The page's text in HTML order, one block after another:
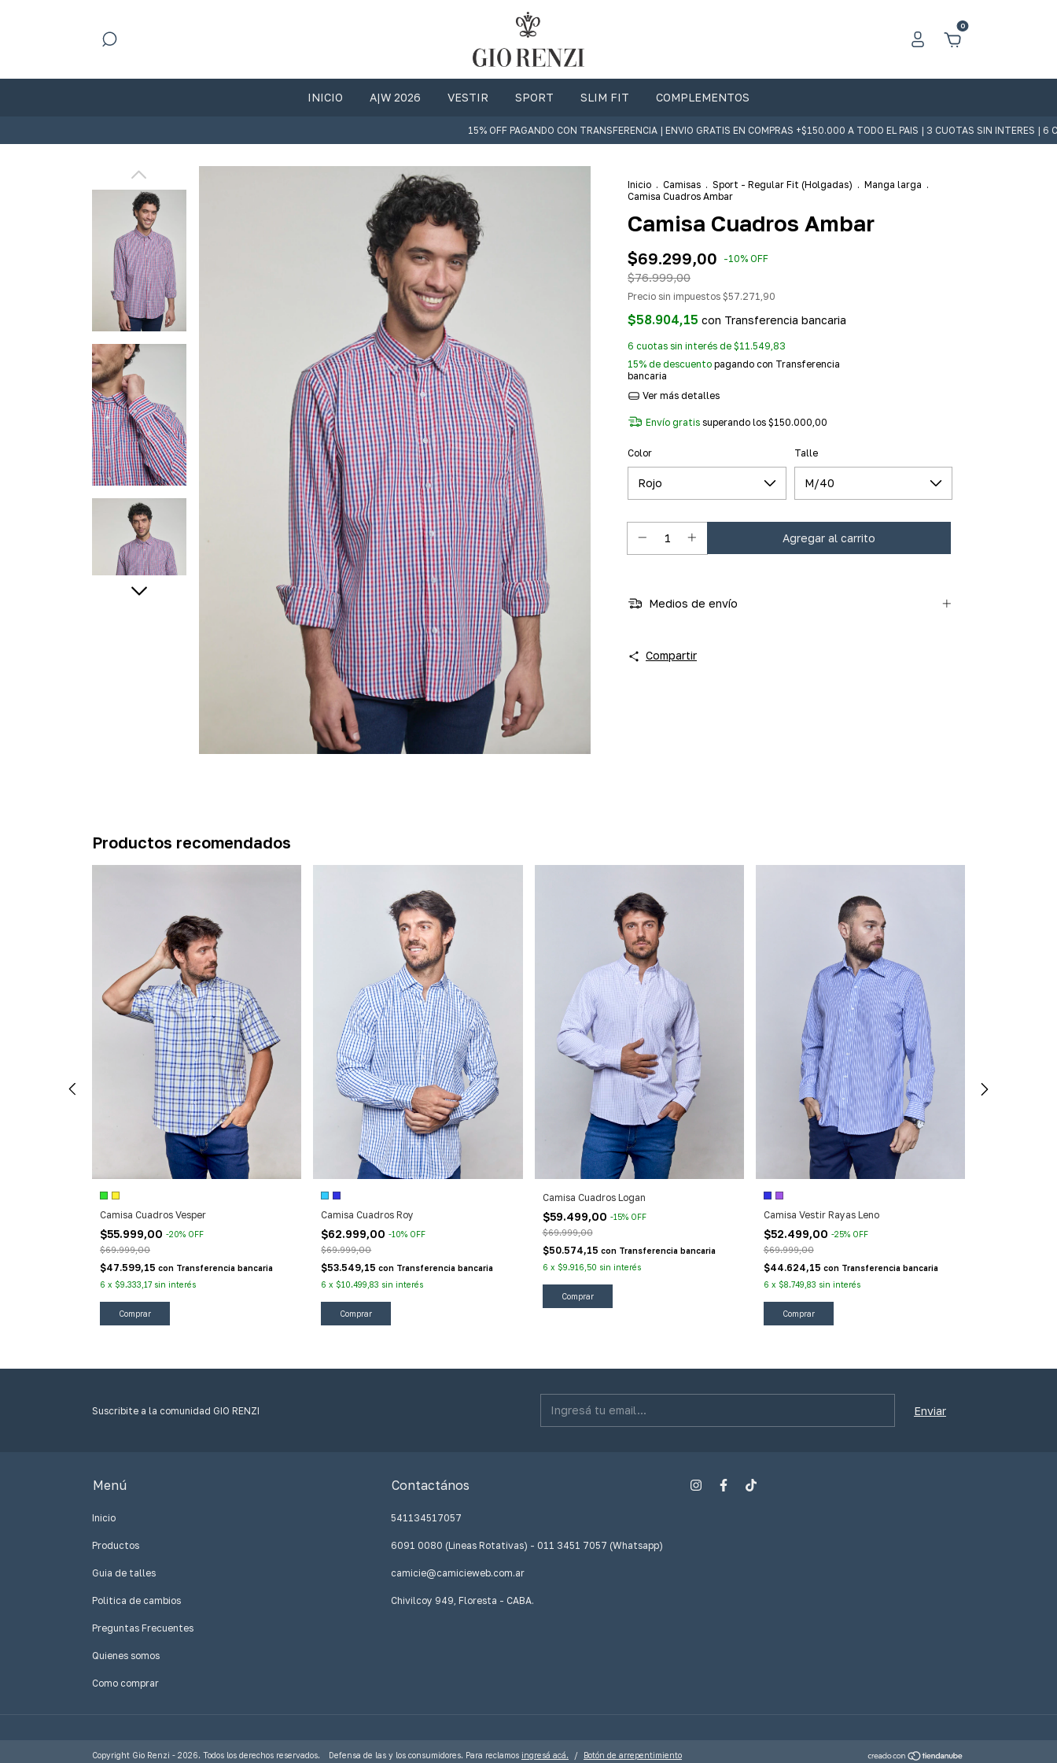
0
INICIO A|W 2026 VESTIR SPORT SLIM FIT COMPLEMENTOS
15% OFF PAGANDO CON TRANSFERENCIA | ENVIO GRATIS EN COMPRAS +$150.000 A TODO EL PAIS | 3 CUOTAS SIN INTERES | 6
Inicio . Camisas . Sport - Regular Fit (Holgadas) . Manga larga .
Camisa Cuadros Ambar
Camisa Cuadros Ambar
$69.299,00 -10% OFF
$76.999,00
Precio sin impuestos $57.271,90
$58.904,15 con Transferencia bancaria
6 cuotas sin interés de $11.549,83
15% de descuento pagando con Transferencia
bancaria
Ver más detalles
Envío gratis superando los $150.000,00
Color Talle
Medios de envío
Compartir
Productos recomendados
Camisa Cuadros Vesper
$55.999,00 -20% OFF
$69.999,00
$47.599,15 con Transferencia bancaria
6 x $9.333,17 sin interés
Comprar
Camisa Cuadros Roy
$62.999,00-10% OFF
$69.999,00
$53.549,15con Transferencia bancaria
6 x $10.499,83 sin interés
Comprar
Camisa Cuadros Logan
$59.499,00 -15% OFF
$69.999,00
$50.574,15 con Transferencia bancaria
6 x $9.916,50 sin interés
Comprar
Camisa Vestir Rayas Leno
$52.499,00 -25% OFF
$69.999,00
$44.624,15 con Transferencia bancaria
6 x $8.749,83 sin interés
Comprar
Suscribite a la comunidad GIO RENZI
Menú
Inicio
Productos
Guia de talles
Politica de cambios
Preguntas Frecuentes
Quienes somos
Como comprar
Contactános
541134517057
6091 0080 (Lineas Rotativas) - 011 3451 7057 (Whatsapp)
camicie@camicieweb.com.ar
Chivilcoy 949, Floresta - CABA.
Copyright Gio Renzi - 2026. Todos los derechos reservados. Defensa de las y los consumidores. Para reclamos ingresá acá. / Botón de arrepentimiento